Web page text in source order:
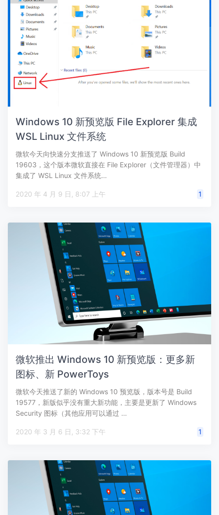
Windows 10 新预览版 File Explorer 集成
WSL Linux 文件系统
微软今天向快速分支推送了 Windows 10 新预览版 Build
19603，这个版本微软直接在 File Explorer（文件管理器）中
集成了 WSL Linux 文件系统…
2020 年 4 月 9 日, 8:07 上午 1
微软推出 Windows 10 新预览版：更多新
图标、新 PowerToys
微软今天推送了新的 Windows 10 预览版，版本号是 Build
19577，新版似乎没有重大新功能，主要是更新了 Windows
Security 图标（其他应用可以通过 …
2020 年 3 月 6 日, 3:32 下午 1